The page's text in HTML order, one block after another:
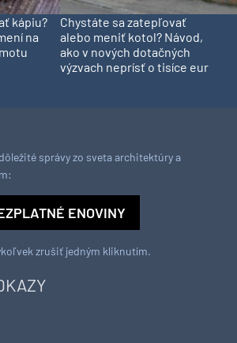
kápiu?
na
Chystáte sa zatepľovať
alebo meniť kotol? Návod,
ako v nových dotačných
výzvach neprísť o tisíce eur
správy zo sveta architektúry a
ENOVINY
zrušiť jedným kliknutím.